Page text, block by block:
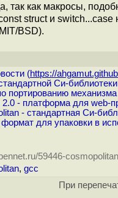
так как макросы,
struct и
BSD).
(https://
Си-
портированию
- платформа для web-
- стандартная Си-
для упаковки в
59446-cosmopolitan
, gcc
При